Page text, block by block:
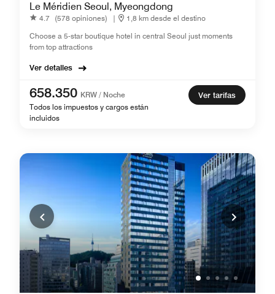
Le Méridien Seoul, Myeongdong
4.7 (578 opiniones) |
1,8 km desde el destino
Choose a 5-star boutique hotel in central Seoul just moments
from top attractions
Ver detalles
658.350 KRW / Noche
Todos los impuestos y cargos están
incluidos
Ver tarifas